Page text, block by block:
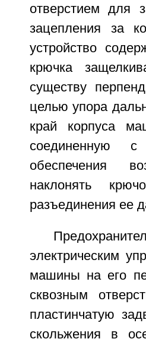
отверстием для
зацепления за
устройство
крючка
существу
целью упора
край корпуса
соединенную
обеспечения
наклонять
разъединения ее
электрическим
машины на его
сквозным
пластинчатую
скольжения в